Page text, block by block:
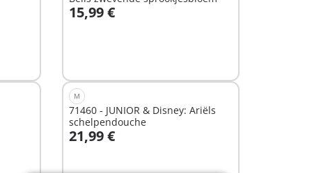
15,99 €
In winkelwagen
M
71460 - JUNIOR & Disney: Ariëls
schelpendouche
21,99 €
In winkelwagen